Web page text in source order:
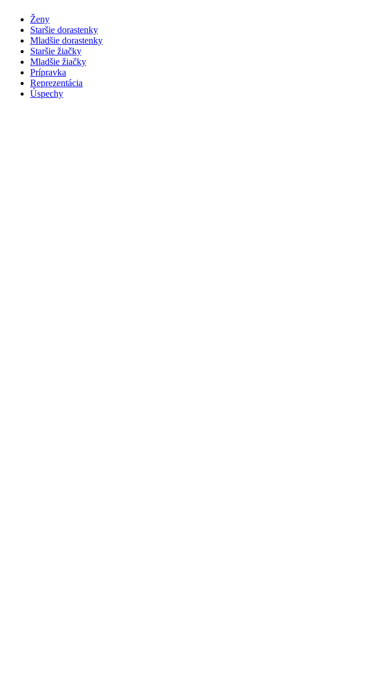
Ženy
Staršie dorastenky
Mladšie dorastenky
Staršie žiačky
Mladšie žiačky
Prípravka
Reprezentácia
Úspechy